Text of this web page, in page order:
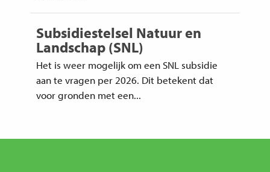
Subsidiestelsel Natuur en
Landschap (SNL)
Het is weer mogelijk om een SNL subsidie
aan te vragen per 2026. Dit betekent dat
voor gronden met een...